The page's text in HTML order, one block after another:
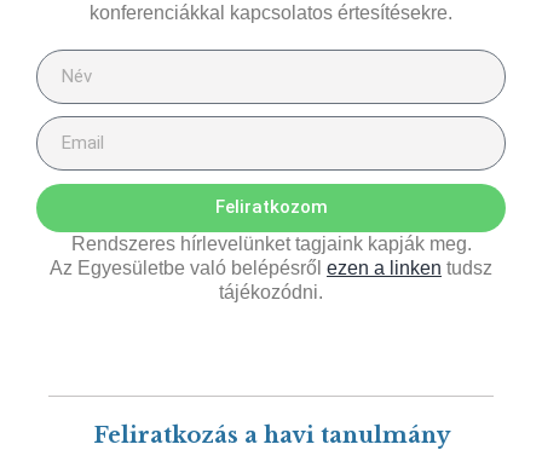
konferenciákkal kapcsolatos értesítésekre.
Feliratkozom
Rendszeres hírlevelünket tagjaink kapják meg.
Az Egyesületbe való belépésről ezen a linken tudsz
tájékozódni.
Feliratkozás a havi tanulmány